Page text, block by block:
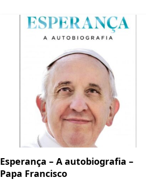
Esperança – A autobiografia –
Papa Francisco